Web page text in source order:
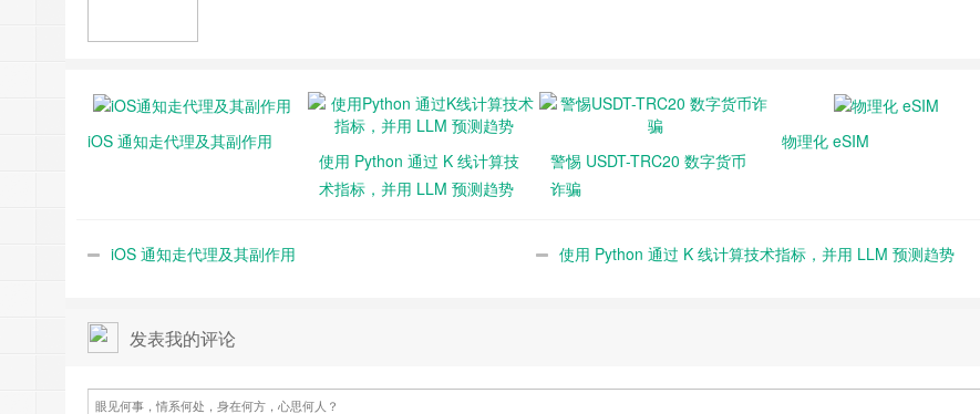
iOS 通知走代理及其副作用
使用 Python 通过 K 线计算技
术指标，并用 LLM 预测趋势
警惕 USDT-TRC20 数字货币
诈骗
物理化 eSIM
iOS 通知走代理及其副作用 使用 Python 通过 K 线计算技术指标，并用 LLM 预测趋势
发表我的评论